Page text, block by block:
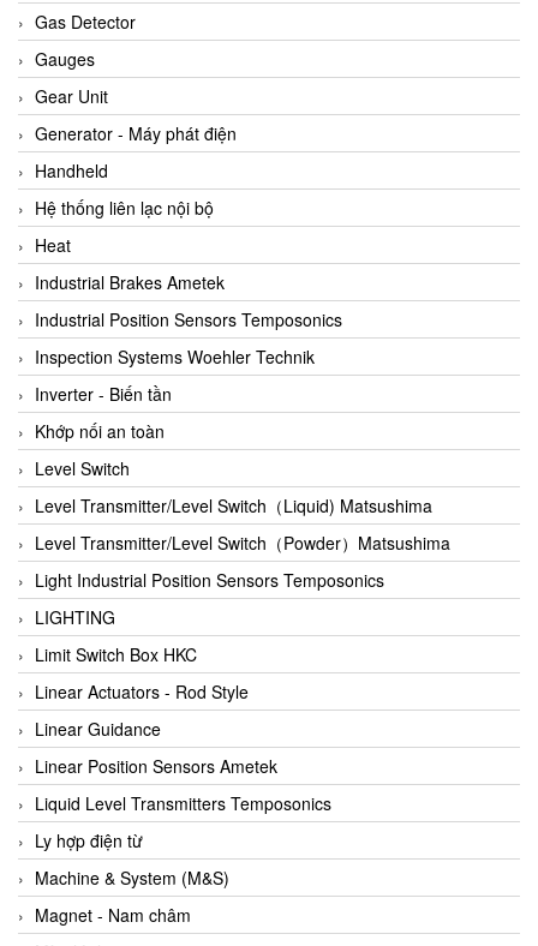
ARCA Regler
Arcos Hydraulik
Ardetem-Sfere-Vietnam
Argal
AS ENERGI
ASCO CO2
Asker
AT2E
ATC Pneumatic
ATEX System
ATI - IA
ATI (Analytical Technology Inc)
Atos
Atrax
Auma
Autec
Auto Flow
Automatic valve
Aventics
Avproglobal
Axiomtek
AZBIL
B&C Electronics
B&R
Babcok wilcox
Gas Detector
Gauges
Gear Unit
Generator - Máy phát điện
Handheld
Hệ thống liên lạc nội bộ
Heat
Industrial Brakes Ametek
Industrial Position Sensors Temposonics
Inspection Systems Woehler Technik
Inverter - Biến tần
Khớp nối an toàn
Level Switch
Level Transmitter/Level Switch（Liquid) Matsushima
Level Transmitter/Level Switch（Powder）Matsushima
Light Industrial Position Sensors Temposonics
LIGHTING
Limit Switch Box HKC
Linear Actuators - Rod Style
Linear Guidance
Linear Position Sensors Ametek
Liquid Level Transmitters Temposonics
Ly hợp điện từ
Machine & System (M&S)
Magnet - Nam châm